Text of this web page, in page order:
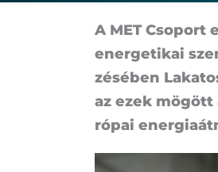
A MET
ener­ge­ti­kai
zé­sé­ben
az ezek
ró­pai